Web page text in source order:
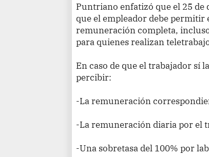
Puntriano enfatizó que el 25
que el empleador debe permitir
remuneración completa,
para quienes realizan
En caso de que el trabajador sí
percibir:
-La remuneración
-La remuneración diaria por el
-Una sobretasa del 100% por